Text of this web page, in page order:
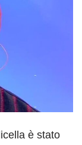
è stato